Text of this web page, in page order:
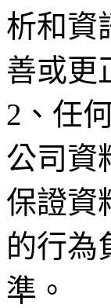
析和資
善或更
2、任
公司資
保證資
的行為
準。